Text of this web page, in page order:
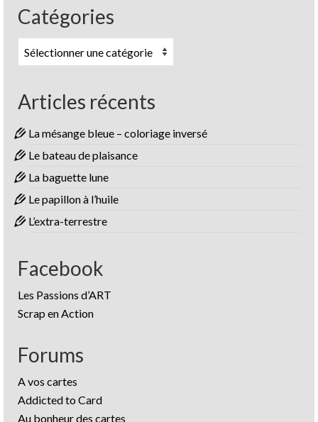
Catégories
Catégories
Articles récents
La mésange bleue – coloriage inversé
Le bateau de plaisance
La baguette lune
Le papillon à l’huile
L’extra-terrestre
Facebook
Les Passions d’ART
Scrap en Action
Forums
A vos cartes
Addicted to Card
Au bonheur des cartes